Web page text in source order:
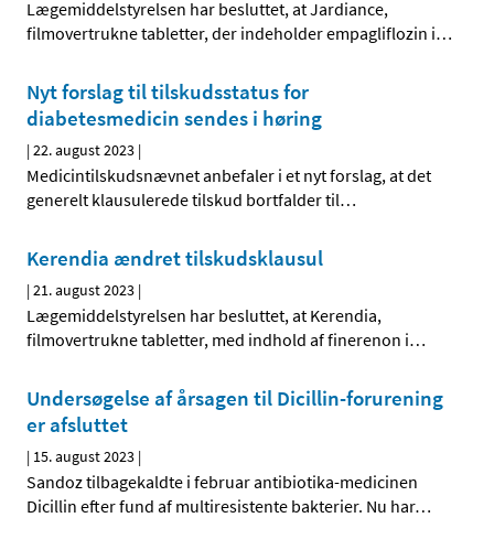
Lægemiddelstyrelsen har besluttet, at Jardiance,
filmovertrukne tabletter, der indeholder empagliflozin i…
Nyt forslag til tilskudsstatus for
diabetesmedicin sendes i høring
|22. august 2023 |
Medicintilskudsnævnet anbefaler i et nyt forslag, at det
generelt klausulerede tilskud bortfalder til…
Kerendia ændret tilskudsklausul
|21. august 2023 |
Lægemiddelstyrelsen har besluttet, at Kerendia,
filmovertrukne tabletter, med indhold af finerenon i…
Undersøgelse af årsagen til Dicillin-forurening
er afsluttet
| 15. august 2023 |
Sandoz tilbagekaldte i februar antibiotika-medicinen
Dicillin efter fund af multiresistente bakterier. Nu har…